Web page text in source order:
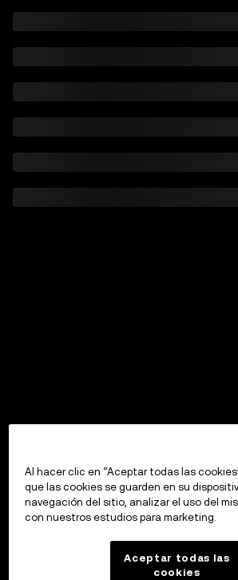
Al hacer clic en “Aceptar todas las
que las cookies se guarden en su
navegación del sitio, analizar el uso del
con nuestros estudios para marketing.
Aceptar todas las
cookies